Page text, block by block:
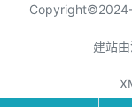
建站由